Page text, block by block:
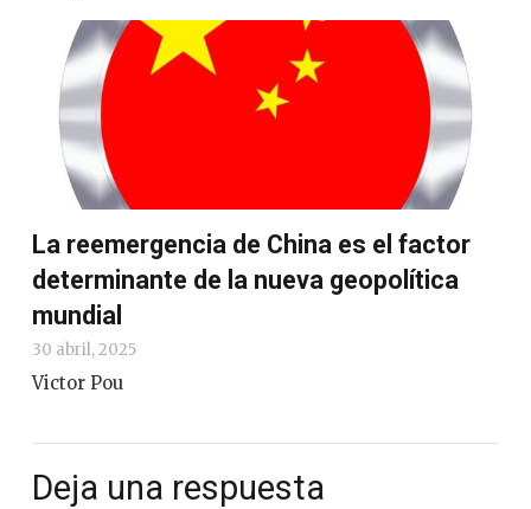
La reemergencia de China es el factor
determinante de la nueva geopolítica
mundial
30 abril, 2025
Victor Pou
Deja una respuesta